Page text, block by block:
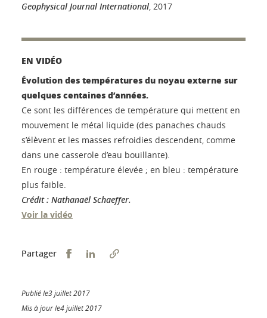
Geophysical Journal International, 2017
EN VIDÉO
Évolution des températures du noyau externe sur
quelques centaines d’années.
Ce sont les différences de température qui mettent en
mouvement le métal liquide (des panaches chauds
s’élèvent et les masses refroidies descendent, comme
dans une casserole d’eau bouillante).
En rouge : température élevée ; en bleu : température
plus faible.
Crédit : Nathanaël Schaeffer.
Voir la vidéo
Partager Partager sur Facebook
Partager sur LinkedIn
Publié le3 juillet 2017
Mis à jour le4 juillet 2017